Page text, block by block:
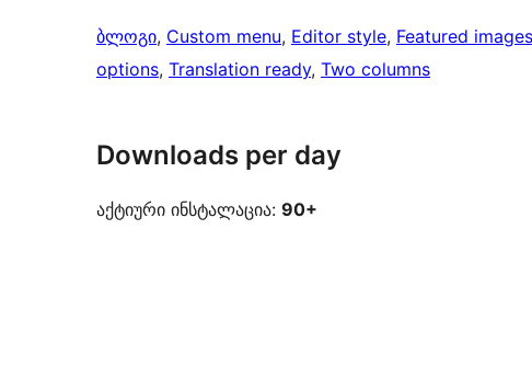
ბლოგი, Custom menu, Editor style, Featured images
options, Translation ready, Two columns
Downloads per day
აქტიური ინსტალაცია: 90+